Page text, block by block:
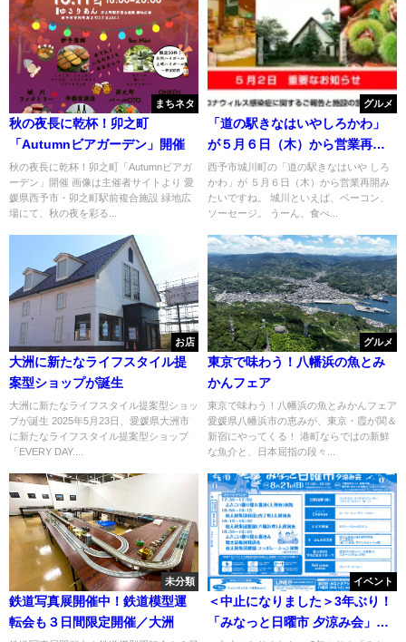
まちネタ
秋の夜長に乾杯！卯之町
「Autumnビアガーデン」開催
秋の夜長に乾杯！卯之町「Autumnビアガ
ーデン」開催 画像は主催者サイトより 愛
媛県西予市・卯之町駅前複合施設 緑地広
場にて、秋の夜を彩る...
グルメ
「道の駅きなはいやしろかわ」
が５月６日（木）から営業再開
みたい
西予市城川町の「道の駅きなはいや しろ
かわ」が ５月６日（木）から営業再開み
たいですね。 城川といえば、ベーコン、
ソーセージ。 うーん、食べ...
お店
大洲に新たなライフスタイル提
案型ショップが誕生
大洲に新たなライフスタイル提案型ショッ
プが誕生 2025年5月23日、愛媛県大洲市
に新たなライフスタイル提案型ショップ
「EVERY DAY....
グルメ
東京で味わう！八幡浜の魚とみ
かんフェア
東京で味わう！八幡浜の魚とみかんフェア
愛媛県八幡浜市の恵みが、東京・霞が関＆
新宿にやってくる！ 港町ならではの新鮮
な魚介と、日本屈指の段々...
未分類
鉄道写真展開催中！鉄道模型運
転会も３日間限定開催／大洲
イベント
＜中止になりました＞3年ぶり！
「みなっと日曜市 夕涼み会」開